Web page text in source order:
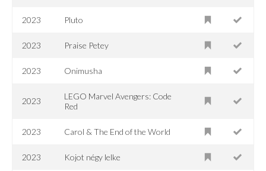
2023 Pluto
2023 Praise Petey
2023 Onimusha
2023
LEGO Marvel Avengers: Code
Red
2023 Carol & The End of the World
2023 Kojot négy lelke